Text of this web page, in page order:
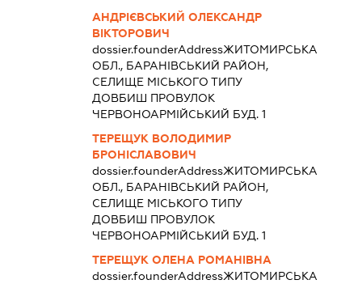
АНДРІЄВСЬКИЙ ОЛЕКСАНДР
ВІКТОРОВИЧ
dossier.founderAddressЖИТОМИРСЬКА
ОБЛ., БАРАНІВСЬКИЙ РАЙОН,
СЕЛИЩЕ МІСЬКОГО ТИПУ
ДОВБИШ ПРОВУЛОК
ЧЕРВОНОАРМІЙСЬКИЙ БУД. 1
ТЕРЕЩУК ВОЛОДИМИР
БРОНІСЛАВОВИЧ
dossier.founderAddressЖИТОМИРСЬКА
ОБЛ., БАРАНІВСЬКИЙ РАЙОН,
СЕЛИЩЕ МІСЬКОГО ТИПУ
ДОВБИШ ПРОВУЛОК
ЧЕРВОНОАРМІЙСЬКИЙ БУД. 1
ТЕРЕЩУК ОЛЕНА РОМАНІВНА
dossier.founderAddressЖИТОМИРСЬКА